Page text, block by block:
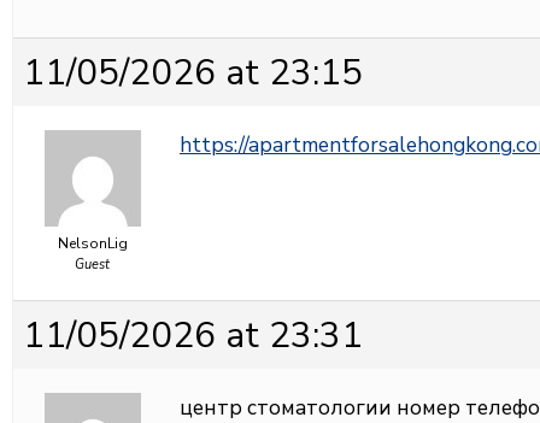
11/05/2026 at 23:15
NelsonLig
Guest
https://
11/05/2026 at 23:31
центр стоматологии номер